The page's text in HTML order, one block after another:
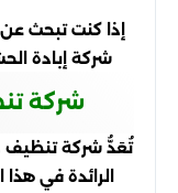
إذا كنت تبحث
شركة إبادة
شركة
تُعَدُّ شركة
الرائدة في